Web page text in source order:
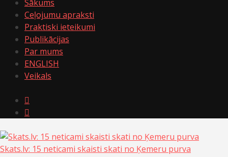
Sākums
Ceļojumu apraksti
Praktiski ieteikumi
Publikācijas
Par mums
ENGLISH
Veikals


Skats.lv: 15 neticami skaisti skati no Ķemeru purva